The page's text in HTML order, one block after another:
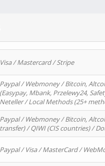
Visa / Mastercard / Stripe
Paypal / Webmoney / Bitcoin,
(Easypay, Mbank, Przelewy24,
Neteller / Local Methods (25+
Paypal / Webmoney / Bitcoin,
transfer) / QIWI (CIS countries) /
Paypal / Visa / MasterCard /